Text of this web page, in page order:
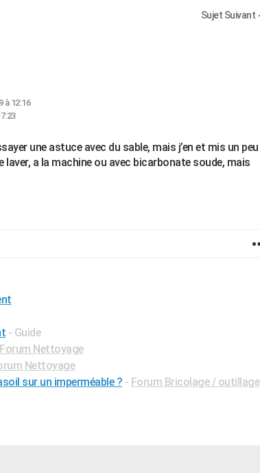
Sujet Suivant
à 12:16
une astuce avec du sable, mais j’en et mis un peu
laver, a la machine ou avec bicarbonate soude, mais
- Guide
Forum Nettoyage
Nettoyage
sur un imperméable ? - Forum Bricolage / outillage